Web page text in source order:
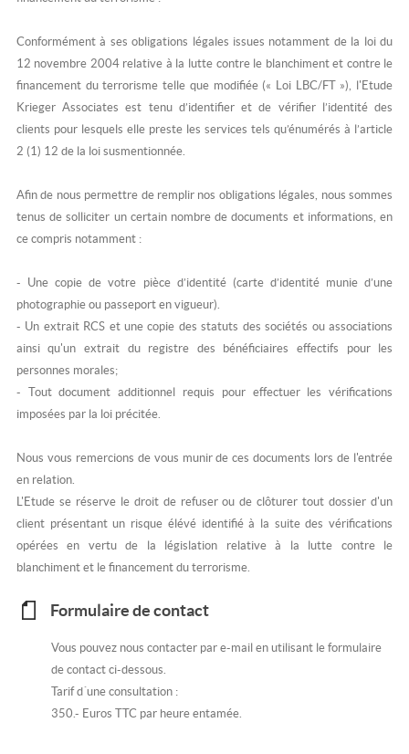
Conformément à ses obligations légales issues notamment de la loi du
12 novembre 2004 relative à la lutte contre le blanchiment et contre le
financement du terrorisme telle que modifiée (« Loi LBC/FT »), l'Etude
Krieger Associates est tenu d’identifier et de vérifier l’identité des
clients pour lesquels elle preste les services tels qu’énumérés à l’article
2 (1) 12 de la loi susmentionnée.
Afin de nous permettre de remplir nos obligations légales, nous sommes
tenus de solliciter un certain nombre de documents et informations, en
ce compris notamment :
- Une copie de votre pièce d’identité (carte d’identité munie d’une
photographie ou passeport en vigueur).
- Un extrait RCS et une copie des statuts des sociétés ou associations
ainsi qu'un extrait du registre des bénéficiaires effectifs pour les
personnes morales;
- Tout document additionnel requis pour effectuer les vérifications
imposées par la loi précitée.
Nous vous remercions de vous munir de ces documents lors de l'entrée
en relation.
L'Etude se réserve le droit de refuser ou de clôturer tout dossier d'un
client présentant un risque élévé identifié à la suite des vérifications
opérées en vertu de la législation relative à la lutte contre le
blanchiment et le financement du terrorisme.
Formulaire de contact
Vous pouvez nous contacter par e-mail en utilisant le formulaire
de contact ci-dessous.
Tarif d´une consultation :
350.- Euros TTC par heure entamée.